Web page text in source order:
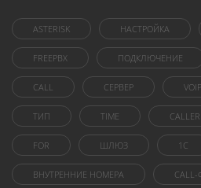
ASTERISK НАСТРОЙКА
FREEPBX ПОДКЛЮЧЕНИЕ
CALL СЕРВЕР VOIP
ТИП TIME
FOR ШЛЮЗ 1C
ВНУТРЕННИЕ НОМЕРА